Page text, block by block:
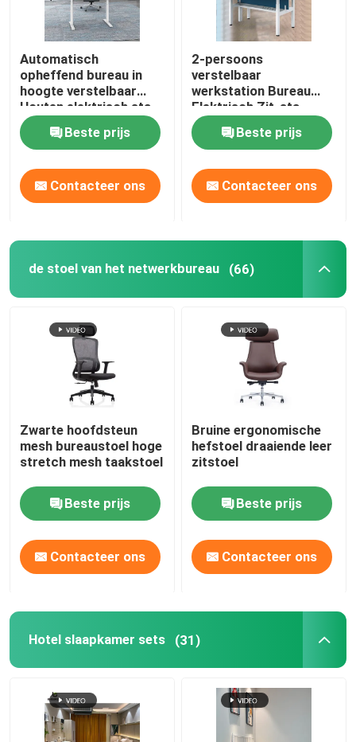
Automatisch
opheffend bureau in
hoogte verstelbaar
Houten elektrisch sta-
liftbureau
Beste prijs
Contacteer ons
2-persoons
verstelbaar
werkstation Bureau
Elektrisch Zit-sta
Automatisch heffen
Beste prijs
Contacteer ons
de stoel van het netwerkbureau (66)
Zwarte hoofdsteun
mesh bureaustoel hoge
stretch mesh taakstoel
Beste prijs
Contacteer ons
Bruine ergonomische
hefstoel draaiende leer
zitstoel
Beste prijs
Contacteer ons
Hotel slaapkamer sets (31)